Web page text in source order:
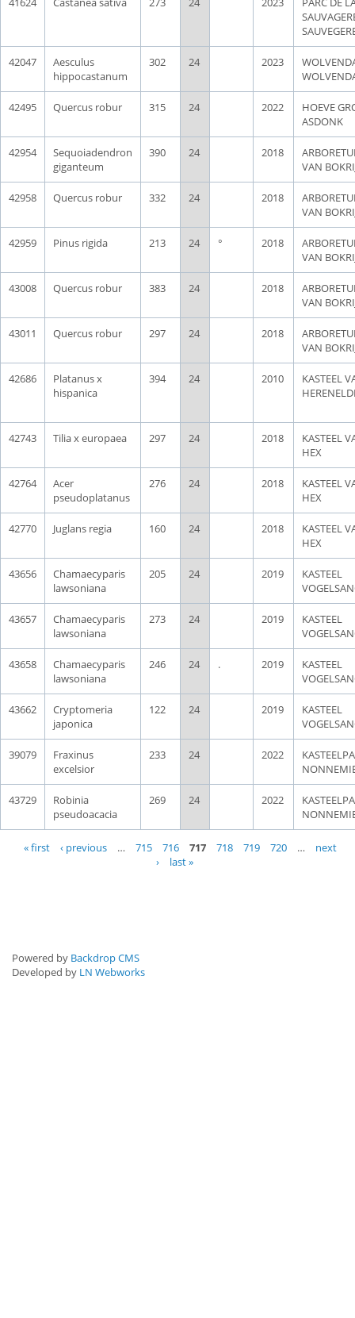
42047
Aesculus
hippocastanum
302 24 2023
42495 Quercus robur 315 24 2022
HOEVE
ASDONK
42954
Sequoiadendron
giganteum
390 24 2018
VAN
42958 Quercus robur 332 24 2018
VAN
42959 Pinus rigida 213 24 ° 2018
VAN
43008 Quercus robur 383 24 2018
VAN
43011 Quercus robur 297 24 2018
VAN
42686
Platanus x
hispanica
394 24 2010
KASTEEL
42743 Tilia x europaea 297 24 2018
KASTEEL
HEX
42764
Acer
pseudoplatanus
276 24 2018
KASTEEL
HEX
42770 Juglans regia 160 24 2018
KASTEEL
HEX
43656
Chamaecyparis
lawsoniana
205 24 2019
KASTEEL
43657
Chamaecyparis
lawsoniana
273 24 2019
KASTEEL
43658
Chamaecyparis
lawsoniana
246 24 . 2019
KASTEEL
43662
Cryptomeria
japonica
122 24 2019
KASTEEL
39079
Fraxinus
excelsior
233 24 2022
43729
Robinia
pseudoacacia
269 24 2022
Pages
« first ‹ previous … 715 716 717 718 719 720 …
next
›
last »
Powered by Backdrop CMS
Developed by LN Webworks